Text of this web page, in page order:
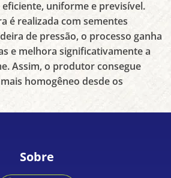
uniforme e previsível.
é realizada com sementes
de pressão, o processo ganha
e melhora significativamente a
Assim, o produtor consegue
homogêneo desde os
Sobre